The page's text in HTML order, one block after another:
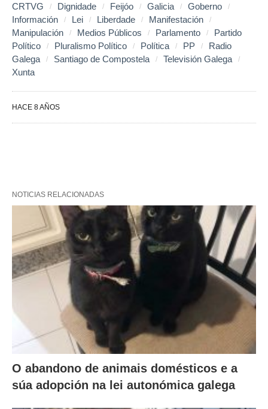
CRTVG Dignidade Feijóo Galicia
Goberno
Información
Lei Liberdade
Manifestación
Manipulación
Medios Públicos Parlamento
Partido
Político
Pluralismo Político Política PP
Radio
Galega
Santiago de Compostela
Televisión Galega
Xunta
HACE 8 AÑOS
NOTICIAS RELACIONADAS
O abandono de animais domésticos e a
súa adopción na lei autonómica galega